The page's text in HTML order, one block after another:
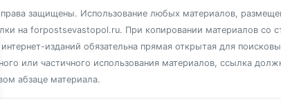
права защищены. Использование любых материалов,
на forpostsevastopol.ru. При копировании материалов со
интернет-изданий обязательна прямая открытая для
или частичного использования материалов, ссылка
абзаце материала.